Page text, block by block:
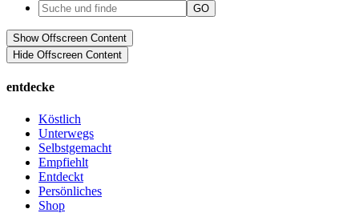
Show Offscreen Content
Hide Offscreen Content
entdecke
Köstlich
Unterwegs
Selbstgemacht
Empfiehlt
Entdeckt
Persönliches
Shop